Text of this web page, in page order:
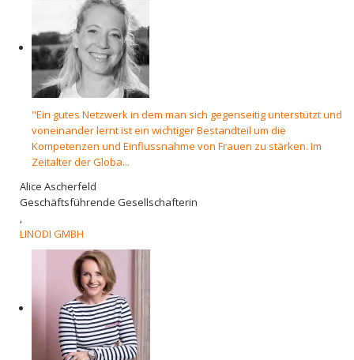
"Ein gutes Netzwerk in dem man sich gegenseitig unterstützt und
voneinander lernt ist ein wichtiger Bestandteil um die
Kompetenzen und Einflussnahme von Frauen zu stärken. Im
Zeitalter der Globa...
Alice Ascherfeld
Geschäftsführende Gesellschafterin
,
LINODI GMBH